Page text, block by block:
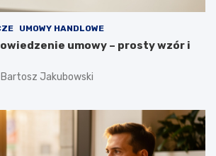
UMOWY HANDLOWE
umowy – prosty wzór i
Bartosz Jakubowski